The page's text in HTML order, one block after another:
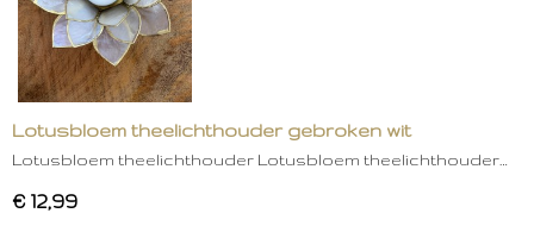
Lotusbloem theelichthouder gebroken wit
Lotusbloem theelichthouder Lotusbloem theelichthouder…
€ 12,99